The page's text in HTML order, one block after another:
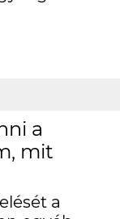
a
mit
a